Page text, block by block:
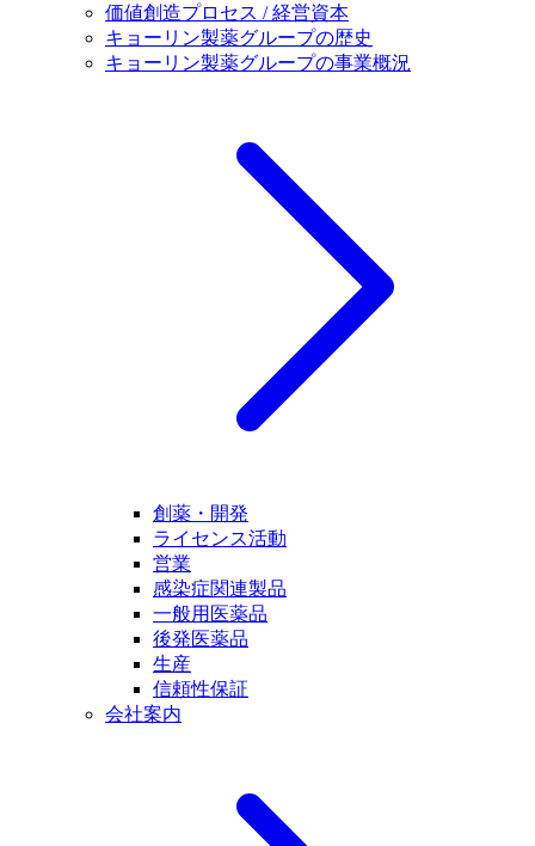
価値創造プロセス / 経営資本
キョーリン製薬グループの歴史
キョーリン製薬グループの事業概況
創薬・開発
ライセンス活動
営業
感染症関連製品
一般用医薬品
後発医薬品
生産
信頼性保証
会社案内